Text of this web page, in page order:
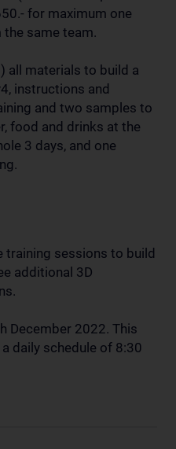
for maximum one
same team.
all materials to build a
instructions and
and two samples to
food and drinks at the
3 days, and one
training sessions to build
additional 3D
December 2022. This
daily schedule of 8:30